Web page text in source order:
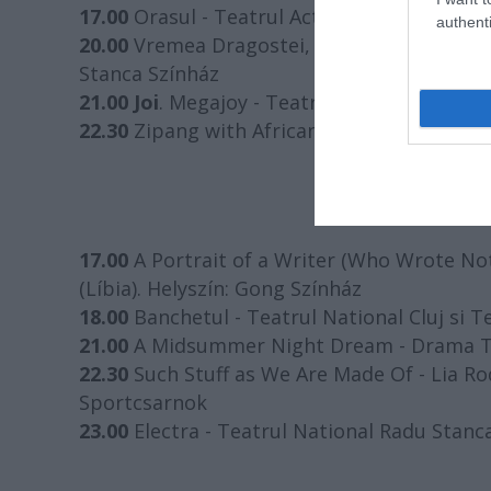
17.00 Orasul - Teatrul Act (RO). Helyszín:
20.00 Vremea Dragostei, vremea mortii -
Stanca Színház
21.00 Joi. Megajoy - Teatrul Odeon (RO).
22.30 Zipang with African Musicians - Ariga
17.00 A Portrait of a Writer (Who Wrote
(Líbia). Helyszín: Gong Színház
18.00 Banchetul - Teatrul National Cluj si
21.00 A Midsummer Night Dream - Drama
22.30 Such Stuff as We Are Made Of - Lia
Sportcsarnok
23.00 Electra - Teatrul National Radu